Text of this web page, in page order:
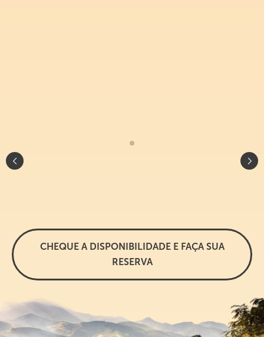
CHEQUE A DISPONIBILIDADE E FAÇA SUA
RESERVA